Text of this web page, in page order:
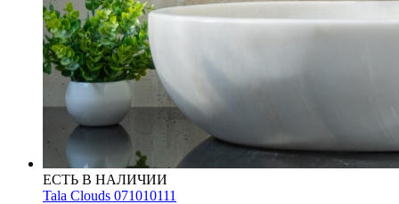
ЕСТЬ В НАЛИЧИИ
Tala Clouds 071010111